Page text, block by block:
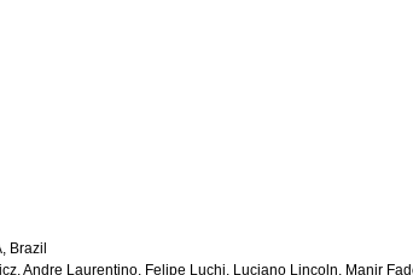
Brazil
Andre Laurentino, Felipe Luchi, Luciano Lincoln, Manir